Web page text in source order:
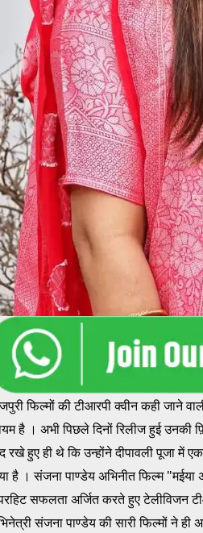
फिल्मों की टीआरपी क्वीन कही जाने
है । अभी पिछले दिनों रिलीज हुई उनकी
रखे हुए ही थे कि उन्होंने दीपावली पूजा में
है । संजना पाण्डेय अभिनीत फिल्म
सफलता अर्जित करते हुए टेलीविजन
संजना पाण्डेय की सारी फिल्मों ने